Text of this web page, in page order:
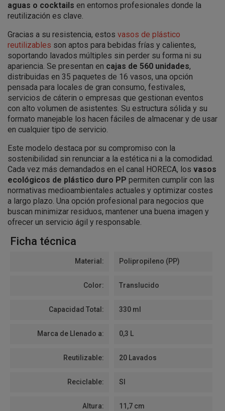
aguas o cocktails en entornos profesionales donde la
reutilización es clave.
Gracias a su resistencia, estos vasos de plástico
reutilizables son aptos para bebidas frías y calientes,
soportando lavados múltiples sin perder su forma ni su
apariencia. Se presentan en cajas de 560 unidades,
distribuidas en 35 paquetes de 16 vasos, una opción
pensada para locales de gran consumo, festivales,
servicios de cáterin o empresas que gestionan eventos
con alto volumen de asistentes. Su estructura sólida y su
formato manejable los hacen fáciles de almacenar y de usar
en cualquier tipo de servicio.
Este modelo destaca por su compromiso con la
sostenibilidad sin renunciar a la estética ni a la comodidad.
Cada vez más demandados en el canal HORECA, los vasos
ecológicos de plástico duro PP permiten cumplir con las
normativas medioambientales actuales y optimizar costes
a largo plazo. Una opción profesional para negocios que
buscan minimizar residuos, mantener una buena imagen y
ofrecer un servicio ágil y responsable.
Ficha técnica
Material: Polipropileno (PP)
Color: Translucido
Capacidad Total: 330 ml
Marca de Llenado a: 0,3 L
Reutilizable: 20 Lavados
Reciclable: SI
Altura: 11,7 cm